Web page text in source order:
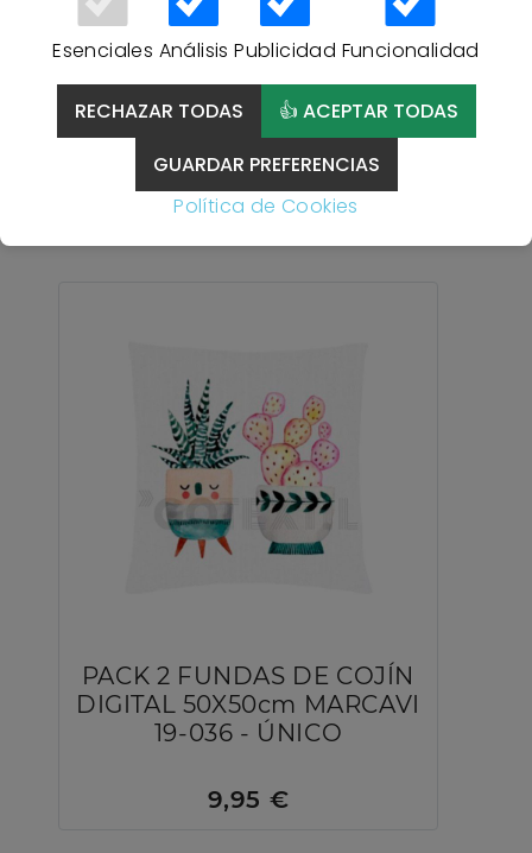
Esenciales Análisis Publicidad Funcionalidad
RECHAZAR TODAS
👍 ACEPTAR TODAS
GUARDAR PREFERENCIAS
Política de Cookies
Cojín decorativo 21-041
9,95 €
PACK 2 FUNDAS DE COJÍN
DIGITAL 50X50cm MARCAVI
19-036 - ÚNICO
9,95 €